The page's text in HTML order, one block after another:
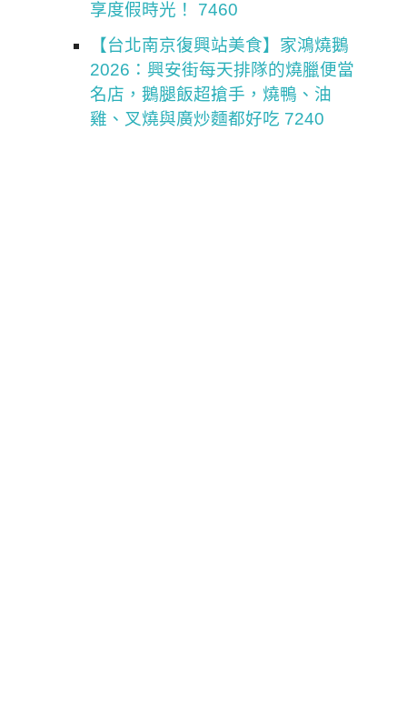
享度假時光！ 7460
【台北南京復興站美食】家鴻燒鵝
2026：興安街每天排隊的燒臘便當
名店，鵝腿飯超搶手，燒鴨、油
雞、叉燒與廣炒麵都好吃 7240